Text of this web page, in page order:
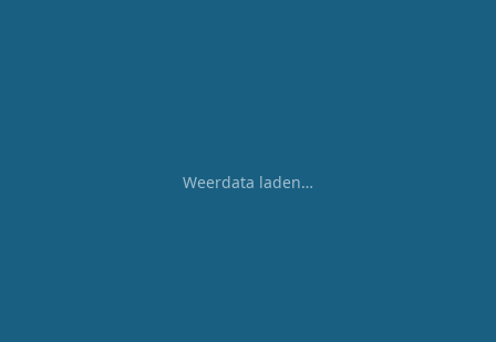
Weerdata laden…